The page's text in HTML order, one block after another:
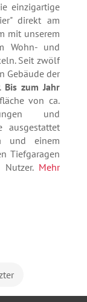
einzigartige
direkt am
mit unserem
Wohn- und
Seit zwölf
Gebäude der
Bis zum Jahr
von ca.
und
ausgestattet
und einem
Tiefgaragen
Mehr